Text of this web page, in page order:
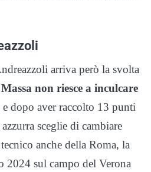
arriva però la svolta
non riesce a inculcare
e dopo aver raccolto 13 punti
sceglie di cambiare
anche della Roma, la
2024 sul campo del Verona